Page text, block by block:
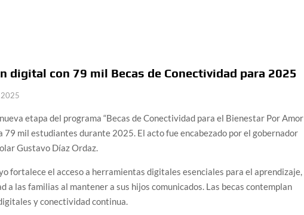
digital con 79 mil Becas de Conectividad para 2025
2025
etapa del programa “Becas de Conectividad para el Bienestar Por Amor
79 mil estudiantes durante 2025. El acto fue encabezado por el gobernador
Gustavo Díaz Ordaz.
fortalece el acceso a herramientas digitales esenciales para el aprendizaje,
a las familias al mantener a sus hijos comunicados. Las becas contemplan
y conectividad continua.